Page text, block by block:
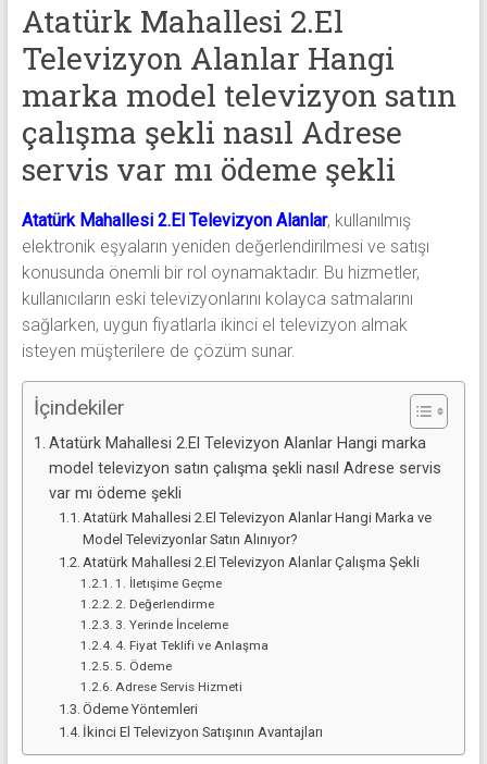
hemen
bize
satarak
nakit
ödeme
alabilirsiniz.
TV
alanlar
adresten
alım
yapıyor
Atatürk Mahallesi 2.El
Televizyon Alanlar Hangi
marka model televizyon satın
çalışma şekli nasıl Adrese
servis var mı ödeme şekli
Atatürk Mahallesi 2.El Televizyon Alanlar, kullanılmış
elektronik eşyaların yeniden değerlendirilmesi ve satışı
konusunda önemli bir rol oynamaktadır. Bu hizmetler,
kullanıcıların eski televizyonlarını kolayca satmalarını
sağlarken, uygun fiyatlarla ikinci el televizyon almak
isteyen müşterilere de çözüm sunar.
İçindekiler
Atatürk Mahallesi 2.El Televizyon Alanlar Hangi marka
model televizyon satın çalışma şekli nasıl Adrese servis
var mı ödeme şekli
Atatürk Mahallesi 2.El Televizyon Alanlar Hangi Marka ve
Model Televizyonlar Satın Alınıyor?
Atatürk Mahallesi 2.El Televizyon Alanlar Çalışma Şekli
1. İletışime Geçme
2. Değerlendirme
3. Yerinde İnceleme
4. Fiyat Teklifi ve Anlaşma
5. Ödeme
Adrese Servis Hizmeti
Ödeme Yöntemleri
İkinci El Televizyon Satışının Avantajları